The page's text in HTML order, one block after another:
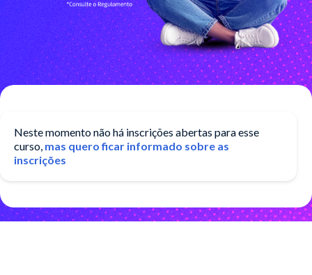
Neste momento não há inscrições abertas para esse
curso, mas quero ficar informado sobre as
inscrições